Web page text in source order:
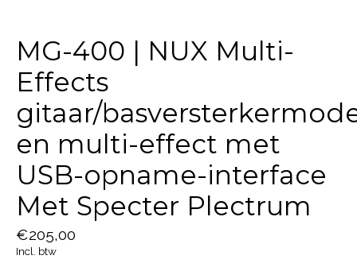
MG-400 | NUX Multi-
Effects
gitaar/
en multi-effect met
USB-opname-interface
Met Specter Plectrum
€205,00
Incl. btw